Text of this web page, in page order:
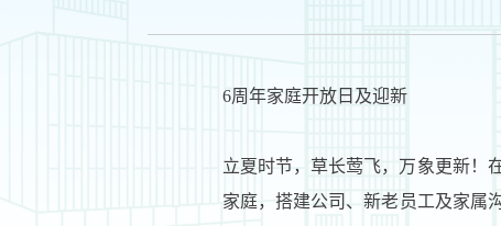
6周年家庭开放日及迎新
立夏时节，草长莺飞，万象更新！
家庭，搭建公司、新老员工及家属